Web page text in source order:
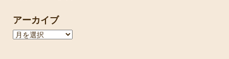
アーカイブ
ア